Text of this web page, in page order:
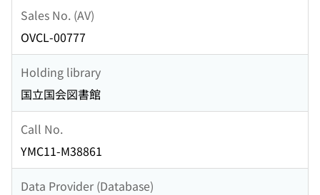
Sales No. (AV)
OVCL-00777
Holding library
国立国会図書館
Call No.
YMC11-M38861
Data Provider (Database)